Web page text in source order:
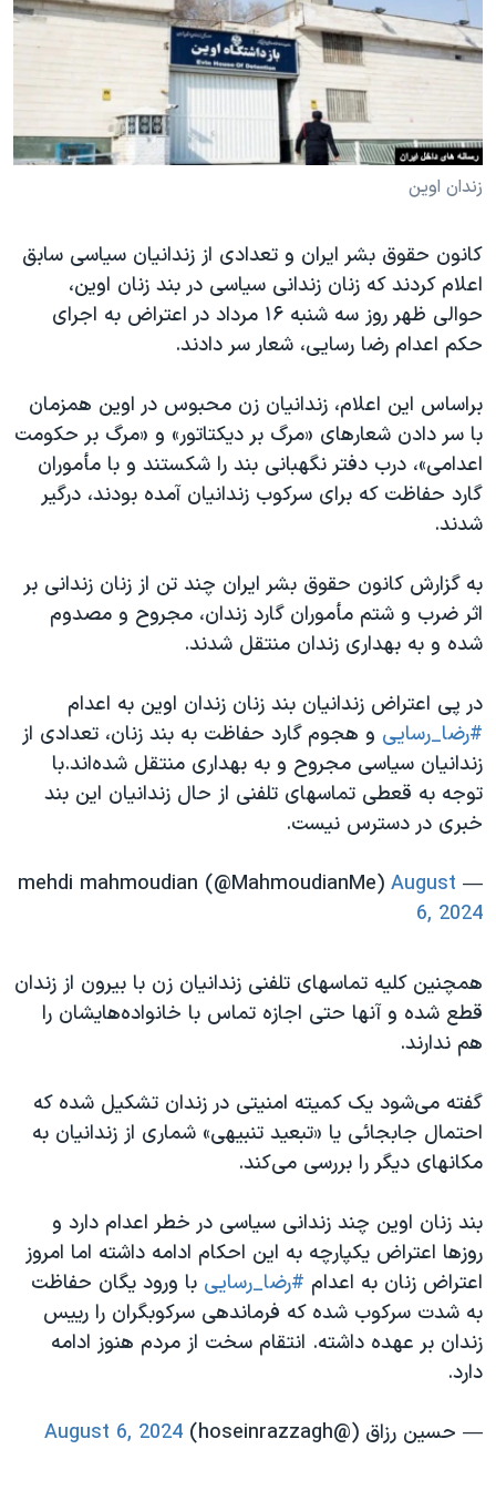
فرهنگ و زندگی
حقوق شهروندی
علم و فناوری
اسرائیل در جنگ
آرشیو پخش زنده
مستندها
انتخابات ریاست جمهوری آمریکا ۲۰۲۴
حمله جمهوری اسلامی به اسرائیل
رمز مهسا
ورزش زنان در ایران
مجموعه مستندهای دادخواهی
تریبونال مردمی آبان ۹۸
دادگاه حمید نوری
قانون شفافیت دارائی کادر رهبری ایران
اعتراضات مردمی آبان ۹۸
اسرائیل در جنگ
همایش محافظه‌کاران آمریکا «سی‌پک»
صفحه‌های ویژه
سفر پرزیدنت ترامپ به چین
دنبال کنید
زبانهای مختلف
زندان اوین
کانون حقوق بشر ایران و تعدادی از زندانیان سیاسی سابق
اعلام کردند که زنان زندانی سیاسی در بند زنان اوین،
حوالی ظهر روز سه شنبه ۱۶ مرداد در اعتراض به اجرای
حکم اعدام رضا رسایی، شعار سر دادند.
براساس این اعلام، زندانیان زن محبوس در اوین همزمان
با سر دادن شعارهای «مرگ بر دیکتاتور» و «مرگ بر حکومت
اعدامی»، درب دفتر نگهبانی بند را شکستند و با مأموران
گارد حفاظت که برای سرکوب زندانیان آمده بودند، درگیر
شدند.
به گزارش کانون حقوق بشر ایران چند تن از زنان زندانی بر
اثر ضرب و شتم مأموران گارد زندان، مجروح و مصدوم
شده و به بهداری زندان منتقل شدند.
در پی اعتراض زندانیان بند زنان زندان اوین به اعدام
#رضا_رسایی و هجوم گارد حفاظت به بند زنان، تعدادی از
زندانیان سیاسی مجروح و به بهداری منتقل شده‌اند.با
توجه به قعطی تماسهای تلفنی از حال زندانیان این بند
خبری در دسترس نیست.
— mehdi mahmoudian (@MahmoudianMe)
August
6, 2024
همچنین کلیه تماسهای تلفنی زندانیان زن با بیرون از زندان
قطع شده و آنها حتی اجازه تماس با خانواده‌هایشان را
هم ندارند.
گفته می‌شود یک کمیته امنیتی در زندان تشکیل شده که
احتمال جابجائی یا «تبعید تنبیهی» شماری از زندانیان به
مکانهای دیگر را بررسی می‌کند.
بند زنان اوین چند زندانی سیاسی در خطر اعدام دارد و
روزها اعتراض یکپارچه به این احکام ادامه داشته اما امروز
اعتراض زنان به اعدام #رضا_رسايى با ورود یگان حفاظت
به شدت سرکوب شده که فرماندهی سرکوبگران را رییس
زندان بر عهده داشته. انتقام سخت از مردم هنوز ادامه
دارد.
— حسین رزاق (@hoseinrazzagh)
August 6, 2024